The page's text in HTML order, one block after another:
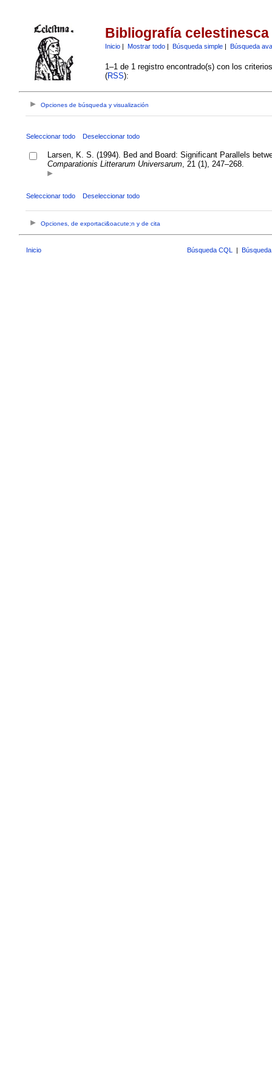
Bibliografía celestinesca
Inicio| Mostrar todo| Búsqueda simple| Búsqueda
1–1 de 1 registro encontrado(s) con los
(RSS):
Opciones de búsqueda y visualización
Seleccionar todo Deseleccionar todo
Larsen, K. S. (1994). Bed and Board: Significant Parallels
Comparationis Litterarum Universarum, 21 (1), 247–268.
Seleccionar todo Deseleccionar todo
Opciones, de exportaci&oacute;n y de cita
Inicio Búsqueda CQL |